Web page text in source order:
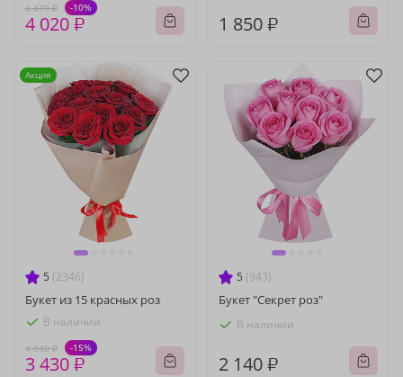
4 470 ₽ -10%
4 020 ₽ 1 850 ₽
5 (2346)
Букет из 15 красных роз
В наличии
4 040 ₽ -15%
3 430 ₽
Акция
5 (943)
Букет "Секрет роз"
В наличии
2 140 ₽